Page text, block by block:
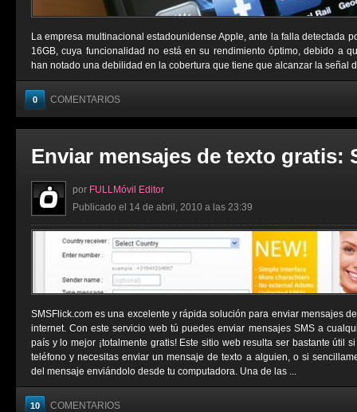
La empresa multinacional estadounidense Apple, ante la falla detectada
16GB, cuya funcionalidad no está en su rendimiento óptimo, debido a
han notado una debilidad en la cobertura que tiene que alcanzar la señal
0 COMENTARIOS
Enviar mensajes de texto gratis:
por FULLMóvil Editor
Publicado el 14 de abril, 2010 a las 23:39
SMSFlick.com es una excelente y rápida solución para enviar mensajes
internet. Con este servicio web tú puedes enviar mensajes SMS a
país y lo mejor ¡totalmente gratis! Este sitio web resulta ser bastante útil
teléfono y necesitas enviar un mensaje de texto a alguien, o si
del mensaje enviándolo desde tu computadora. Una de las ...
10 COMENTARIOS